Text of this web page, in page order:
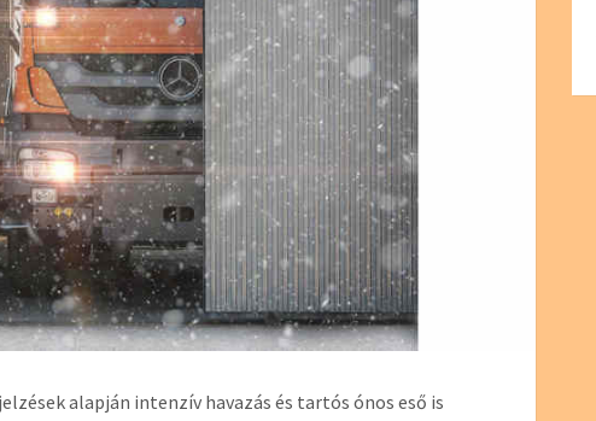
alapján intenzív havazás és tartós ónos eső is